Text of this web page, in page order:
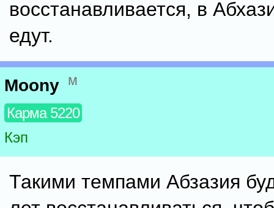
восстанавливается, в
едут.
Moony м
Карма 5220
Кэп
Такими темпами Абзазия